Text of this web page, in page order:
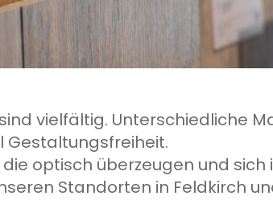
vielfältig. Unterschiedliche
Gestaltungsfreiheit.
optisch überzeugen und
Standorten in Feldkirch